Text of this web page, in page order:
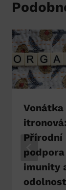
Vonátka
itronová:
Přírodní
podpora
imunity